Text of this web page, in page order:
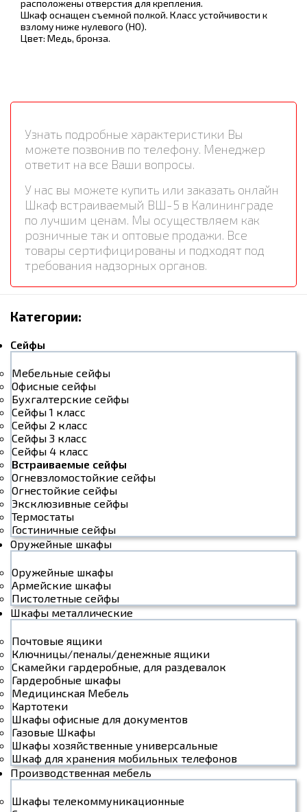
расположены отверстия для крепления.
Шкаф оснащен съемной полкой. Класс устойчивости к
взлому ниже нулевого (НО).
Цвет: Медь, бронза.
Узнать подробные характеристики Вы
можете позвонив по телефону. Менеджер
ответит на все Ваши вопросы.
У нас вы можете купить или заказать онлайн
Шкаф встраиваемый ВШ-5 в Калининграде
по лучшим ценам. Мы осуществляем как
розничные так и оптовые продажи. Все
товары сертифицированы и подходят под
требования надзорных органов.
Категории:
Сейфы
Мебельные сейфы
Офисные сейфы
Бухгалтерские сейфы
Сейфы 1 класс
Сейфы 2 класс
Сейфы 3 класс
Сейфы 4 класс
Встраиваемые сейфы
Огневзломостойкие сейфы
Огнестойкие сейфы
Эксклюзивные сейфы
Термостаты
Гостиничные сейфы
Оружейные шкафы
Оружейные шкафы
Армейские шкафы
Пистолетные сейфы
Шкафы металлические
Почтовые ящики
Ключницы/пеналы/денежные ящики
Скамейки гардеробные, для раздевалок
Гардеробные шкафы
Медицинская Мебель
Картотеки
Шкафы офисные для документов
Газовые Шкафы
Шкафы хозяйственные универсальные
Шкаф для хранения мобильных телефонов
Производственная мебель
Шкафы телекоммуникационные